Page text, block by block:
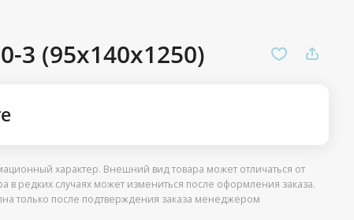
3 (95x140x1250)
характер. Внешний вид товара может отличаться от
в редких случаях может измениться после оформления заказа.
только после подтверждения заказа менеджером